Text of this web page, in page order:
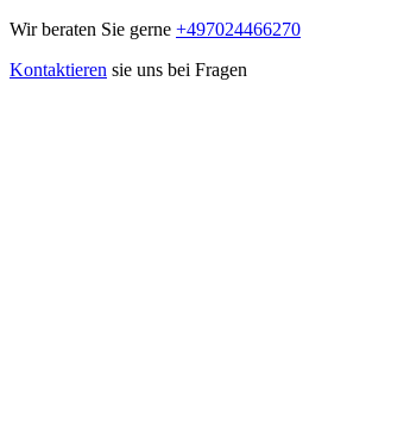
Wir beraten Sie gerne +497024466270
Kontaktieren sie uns bei Fragen